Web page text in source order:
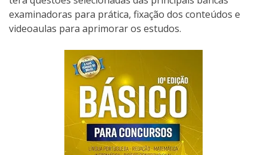
examinadoras para prática, fixação dos conteúdos e
videoaulas para aprimorar os estudos.